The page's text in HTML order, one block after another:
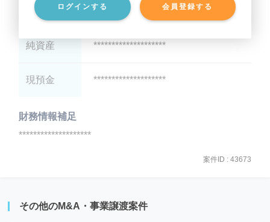
ログインする 会員登録する
有利子負債 ********************
純資産 ********************
現預金 ********************
財務情報補足
********************
案件ID : 43673
その他のM&A・事業譲渡案件